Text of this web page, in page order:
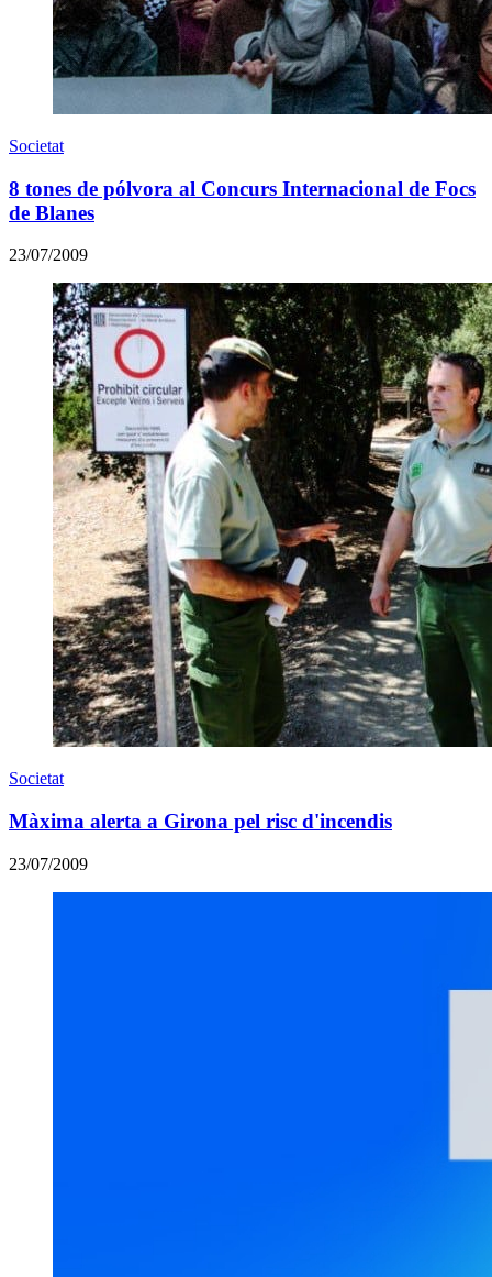
Societat
8 tones de pólvora al Concurs Internacional de Focs
de Blanes
23/07/2009
Societat
Màxima alerta a Girona pel risc d'incendis
23/07/2009